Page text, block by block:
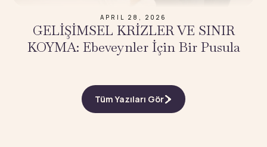
APRIL 28, 2026
GELİŞİMSEL KRİZLER VE SINIR
KOYMA: Ebeveynler İçin Bir Pusula
Tüm Yazıları Gör